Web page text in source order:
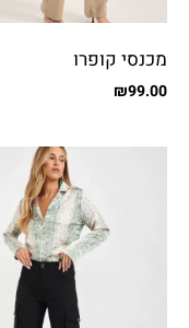
מכנסי קופרו
₪99.00